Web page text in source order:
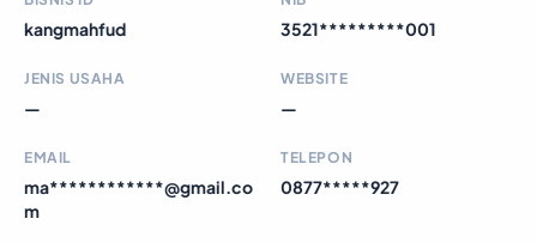
kangmahfud 3521*********001
JENIS USAHA
—
WEBSITE
—
EMAIL
ma************@gmail.co
m
TELEPON
0877*****927